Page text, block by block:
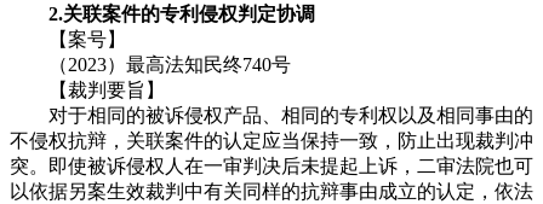
2.关联案件的专利侵权判定协调
【案号】
（2023）最高法知民终740号
【裁判要旨】
对于相同的被诉侵权产品、相同的专利权以及相同事由的
不侵权抗辩，关联案件的认定应当保持一致，防止出现裁判冲
突。即使被诉侵权人在一审判决后未提起上诉，二审法院也可
以依据另案生效裁判中有关同样的抗辩事由成立的认定，依法